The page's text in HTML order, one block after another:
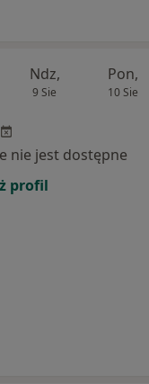
Ndz,
9 Sie
Pon,
10 Sie
nie jest dostępne
profil